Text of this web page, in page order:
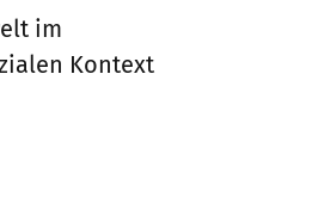
im
Kontext